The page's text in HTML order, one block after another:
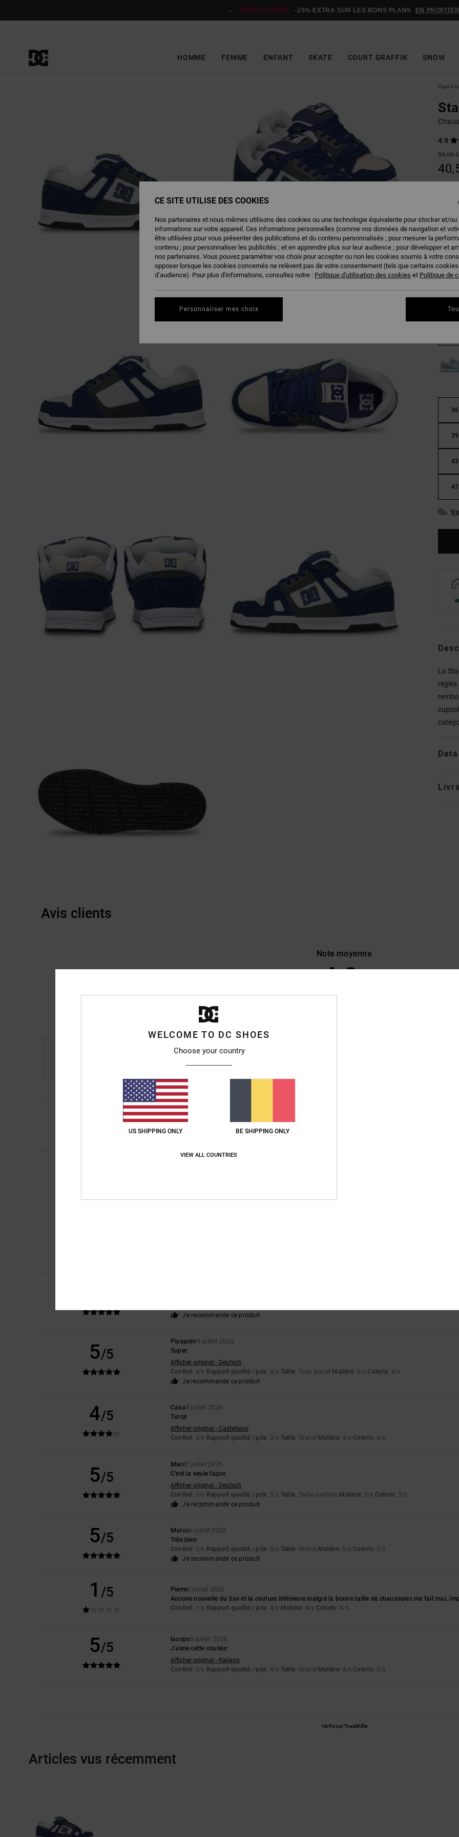
VENTE FLASH : -25% EXTRA SUR LES BONS PLANS EN PROFITER
HOMME FEMME ENFANT SKATE COURT GRAFFIK SNOW
Page
4.9
90,00 €
36
39
43
47
La
Avis clients
Note moyenne
4.9
Confort
Rapport qualité / prix
Michael
Super confortable et conforme a mes attentes
Confort
Rapport qualité / prix: 5 /5 Taille
Je recommande ce produit
5/5
Piyaporn 9 juillet 2026
Super
Afficher original - Deutsch
Confort: 4/5 Rapport qualité / prix: 4/5 Taille: Trop grand Matière: 4 /5 Coloris: 4/5
Je recommande ce produit
4/5
Casa8 juillet 2026
Turcjr
Afficher original - Castellano
Confort: 4/5 Rapport qualité / prix: 3/5 Taille: Grand Matière: 4 /5 Coloris: 4 /5
5/5
Marc7 juillet 2026
C'est la seule façon
Afficher original - Deutsch
Confort: 5/5 Rapport qualité / prix: 5/5 Taille: Taille parfaite Matière: 5/5 Coloris: 5/5
Je recommande ce produit
5/5 Marco6 juillet 2026
Très bien
Confort: 5/5 Rapport qualité / prix: 5/5 Taille: Grand Matière: 5 /5 Coloris: 5 /5
Je recommande ce produit
1 /5 Pierre6 juillet 2026
Aucune nouvelle du Sav et la couture intérieure malgré la bonne taille de chaussures me fait mal,
Confort: 1 /5 Rapport qualité / prix: 4/5 Matière: 4/5 Coloris: 4/5
5/5
Iacopo5 juillet 2026
J'aime cette couleur
Afficher original - Italiano
Confort: 5/5 Rapport qualité / prix: 4/5 Taille: Grand Matière: 4 /5 Coloris: 5 /5
Vérifié parTrustVille
Articles vus récemment
WELCOME TO DC SHOES
Choose your country
US SHIPPING ONLY BE SHIPPING ONLY
VIEW ALL COUNTRIES
CE SITE UTILISE DES COOKIES
Nos partenaires et nous-mêmes utilisons des cookies ou une technologie équivalente pour stocker et/ou
informations sur votre appareil. Ces informations personnelles (comme vos données de navigation et
être utilisées pour vous présenter des publications et du contenu personnalisés ; pour mesurer la
contenu ; pour personnaliser les publicités ; et en apprendre plus sur leur audience ; pour développer et
nos partenaires. Vous pouvez paramétrer vos choix pour accepter ou non les cookies soumis à votre
opposer lorsque les cookies concernés ne relèvent pas de votre consentement (tels que certains
d’audience). Pour plus d'informations, consultez notre : Politique d'utilisation des cookies et Politique de
Personnaliser mes choix